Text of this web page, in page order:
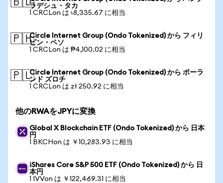
🇧🇩ラデシュ・タカ
1 CRCLon は ৳8,335.67 に相当
🇵🇭Circle Internet Group (Ondo Tokenized) から フィリ
ピン・ペソ
1 CRCLon は ₱4,100.02 に相当
🇵🇱Circle Internet Group (Ondo Tokenized) から ポーラ
ンド ズロチ
1 CRCLon は zł 250.92 に相当
他のRWAをJPYに変換
Global X Blockchain ETF (Ondo Tokenized) から 日本
円
1 BKCHon は ￥10,283.93 に相当
iShares Core S&P 500 ETF (Ondo Tokenized) から 日
本円
1 IVVon は ￥122,469.31 に相当